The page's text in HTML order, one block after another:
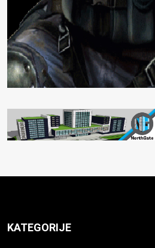
KATEGORIJE